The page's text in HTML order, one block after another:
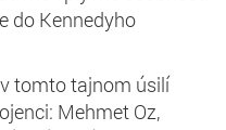
do Kennedyho
tomto tajnom úsilí
Mehmet Oz,